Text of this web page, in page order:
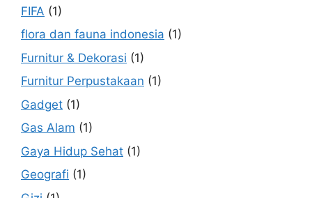
FIFA (1)
flora dan fauna indonesia (1)
Furnitur & Dekorasi (1)
Furnitur Perpustakaan (1)
Gadget (1)
Gas Alam (1)
Gaya Hidup Sehat (1)
Geografi (1)